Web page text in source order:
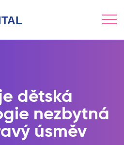
dětská
nezbytná
úsměv